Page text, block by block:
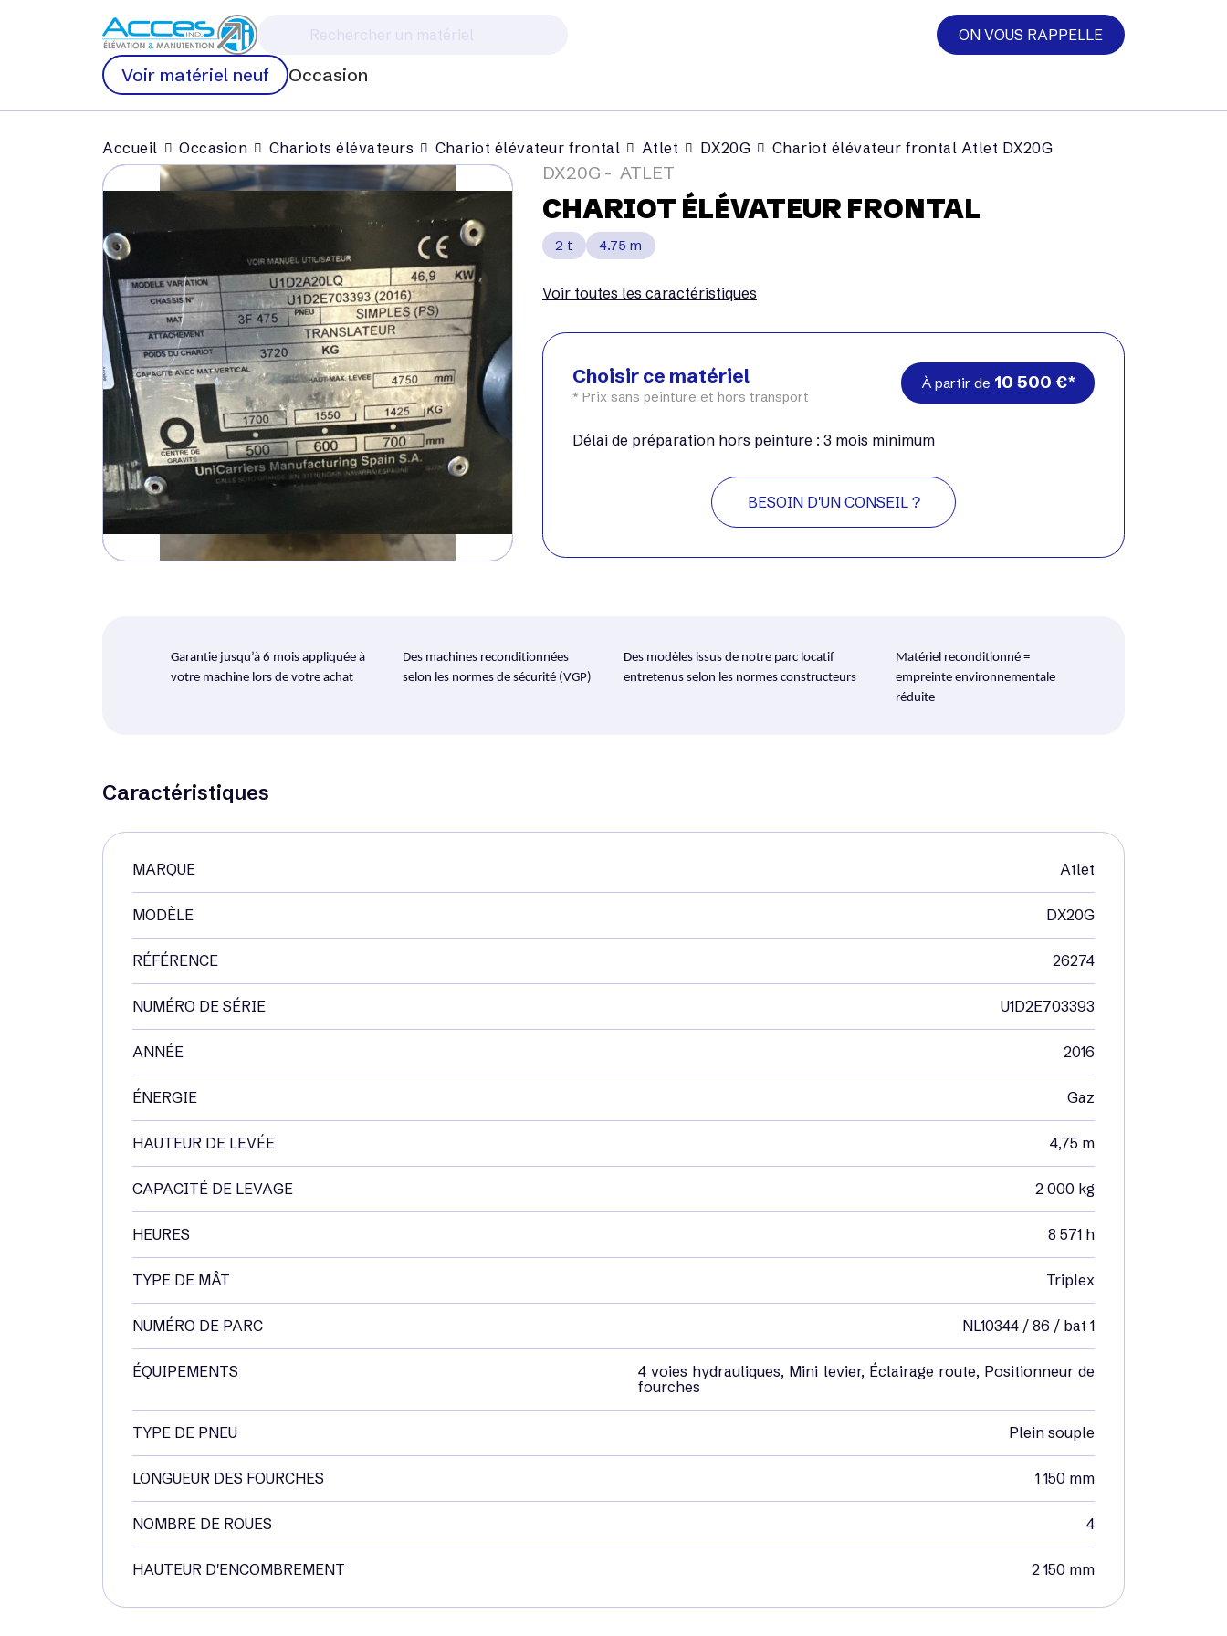
ON VOUS RAPPELLE
Voir matériel neuf Occasion
Accueil Occasion Chariots élévateurs Chariot élévateur frontal Atlet DX20G Chariot élévateur frontal Atlet DX20G
CHARIOT ÉLÉVATEUR FRONTAL
ATLET
DX20G
2 t 4.75 m
Voir toutes les caractéristiques
Choisir ce matériel
* Prix sans peinture et hors transport
À partir de 10 500 €
Délai de préparation hors peinture : 3 mois minimum
BESOIN D'UN CONSEIL ?
Caractéristiques
MARQUE Atlet
MODÈLE DX20G
RÉFÉRENCE 26274
NUMÉRO DE SÉRIE U1D2E703393
ANNÉE 2016
ÉNERGIE Gaz
HAUTEUR DE LEVÉE 4,75 m
CAPACITÉ DE LEVAGE 2 000 kg
HEURES 8 571 h
TYPE DE MÂT Triplex
NUMÉRO DE PARC NL10344 / 86 / bat 1
ÉQUIPEMENTS
4 voies hydrauliques, Mini levier, Éclairage route, Positionneur de
fourches
TYPE DE PNEU Plein souple
LONGUEUR DES FOURCHES 1 150 mm
NOMBRE DE ROUES 4
HAUTEUR D'ENCOMBREMENT 2 150 mm
Garantie jusqu’à 6 mois appliquée à
votre machine lors de votre achat
Des machines reconditionnées
selon les normes de sécurité (VGP)
Des modèles issus de notre parc locatif
entretenus selon les normes constructeurs
Matériel reconditionné =
empreinte environnementale
réduite